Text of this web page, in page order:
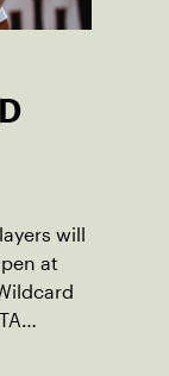
will
at